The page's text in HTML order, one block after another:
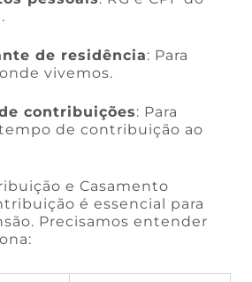
de residência: Para
vivemos.
contribuições: Para
de contribuição ao
e Casamento
é essencial para
Precisamos entender